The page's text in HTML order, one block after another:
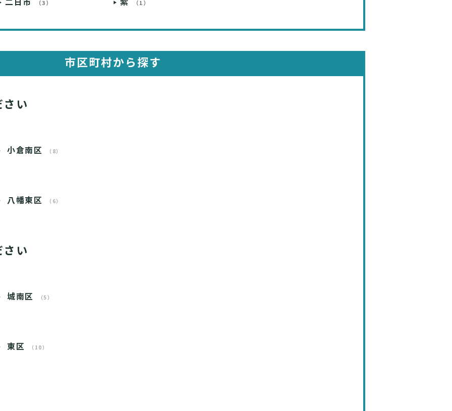
二日市 （3） 紫 （1）
市区町村から探す
い
小倉南区 （8）
八幡東区 （6）
い
城南区 （5）
東区 （10）